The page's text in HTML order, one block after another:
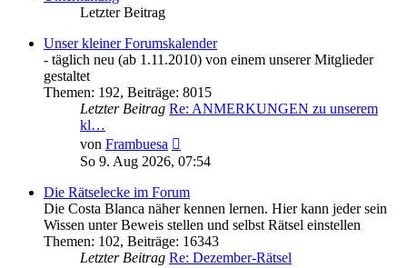
Letzter Beitrag
Unser kleiner Forumskalender
- täglich neu (ab 1.11.2010) von einem unserer Mitglieder
gestaltet
Themen: 192, Beiträge: 8015
Letzter Beitrag Re: ANMERKUNGEN zu unserem
kl…
von Frambuesa
Beitrag
So 9. Aug 2026, 07:54
Die Rätselecke im Forum
Die Costa Blanca näher kennen lernen. Hier kann jeder sein
Wissen unter Beweis stellen und selbst Rätsel einstellen
Themen: 102, Beiträge: 16343
Letzter Beitrag Re: Dezember-Rätsel